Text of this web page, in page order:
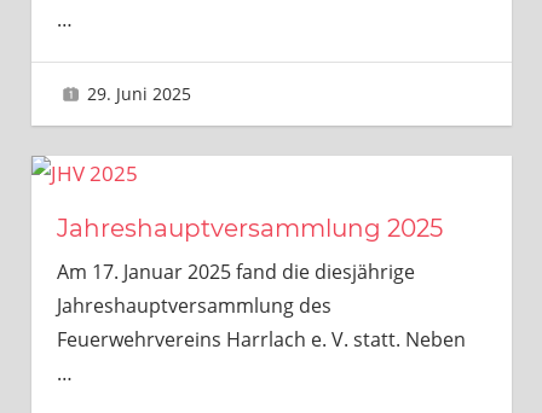
…
29. Juni 2025
Jahreshauptversammlung 2025
Am 17. Januar 2025 fand die diesjährige
Jahreshauptversammlung des
Feuerwehrvereins Harrlach e. V. statt. Neben
…